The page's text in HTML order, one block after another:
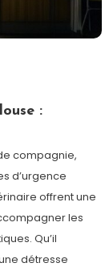
:
compagnie,
d’urgence
offrent une
les
Qu’il
détresse